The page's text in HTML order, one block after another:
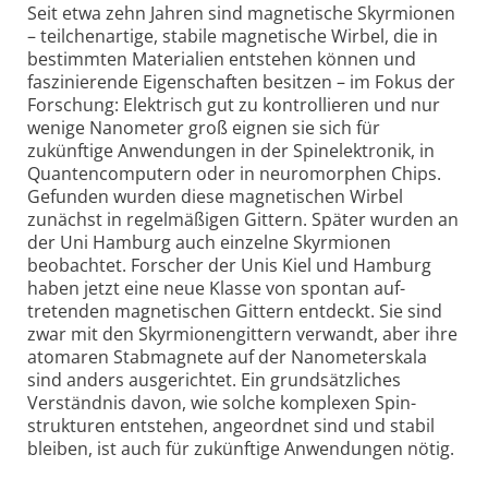
Seit etwa zehn Jahren sind magnetische Skyrmionen
– teilchen­artige, stabile magnetische Wirbel, die in
bestimmten Materialien entstehen können und
faszinierende Eigen­schaften besitzen – im Fokus der
Forschung: Elektrisch gut zu kontrol­lieren und nur
wenige Nanometer groß eignen sie sich für
zukünftige Anwendungen in der Spin­elektronik, in
Quanten­computern oder in neuro­morphen Chips.
Gefunden wurden diese magnetischen Wirbel
zunächst in regel­mäßigen Gittern. Später wurden an
der Uni Hamburg auch einzelne Skyrmionen
beobachtet. Forscher der Unis Kiel und Hamburg
haben jetzt eine neue Klasse von spontan auf­
tretenden magnetischen Gittern entdeckt. Sie sind
zwar mit den Skyrmionen­gittern verwandt, aber ihre
atomaren Stabmagnete auf der Nano­meter­skala
sind anders ausge­richtet. Ein grund­sätz­liches
Verständnis davon, wie solche komplexen Spin­
strukturen entstehen, angeordnet sind und stabil
bleiben, ist auch für zukünftige Anwendungen nötig.